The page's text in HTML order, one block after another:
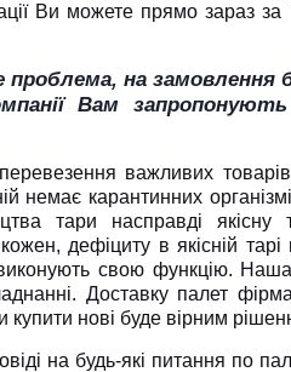
Ви можете прямо зараз за
на замовлення
Вам запропонують
важливих
немає карантинних
тари насправді якісну
дефіциту в якісній
свою функцію.
Доставку палет
купити нові буде вірним
на будь-які питання по